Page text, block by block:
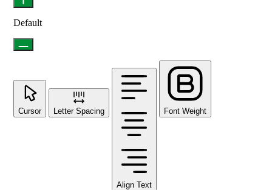
Default
Cursor Letter Spacing
Align Text
Font Weight